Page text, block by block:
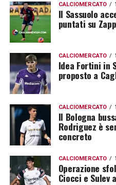
CALCIOMERCATO
Il Sassuolo
puntati su
CALCIOMERCATO
Idea Fortini in
proposto a
CALCIOMERCATO
Il Bologna
Rodriguez è
concreto
CALCIOMERCATO
Operazione
Ciocci e Sulev